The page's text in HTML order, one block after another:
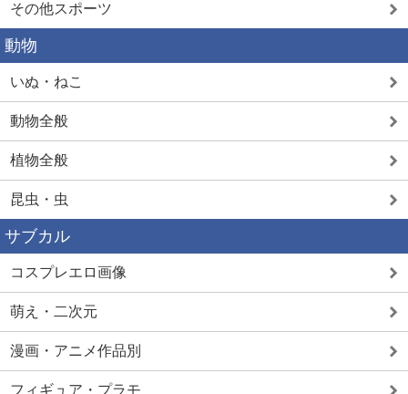
その他スポーツ
動物
いぬ・ねこ
動物全般
植物全般
昆虫・虫
サブカル
コスプレエロ画像
萌え・二次元
漫画・アニメ作品別
フィギュア・プラモ